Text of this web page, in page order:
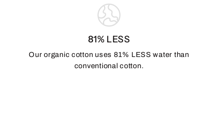
81% LESS
Our organic cotton uses 81% LESS water than
conventional cotton.